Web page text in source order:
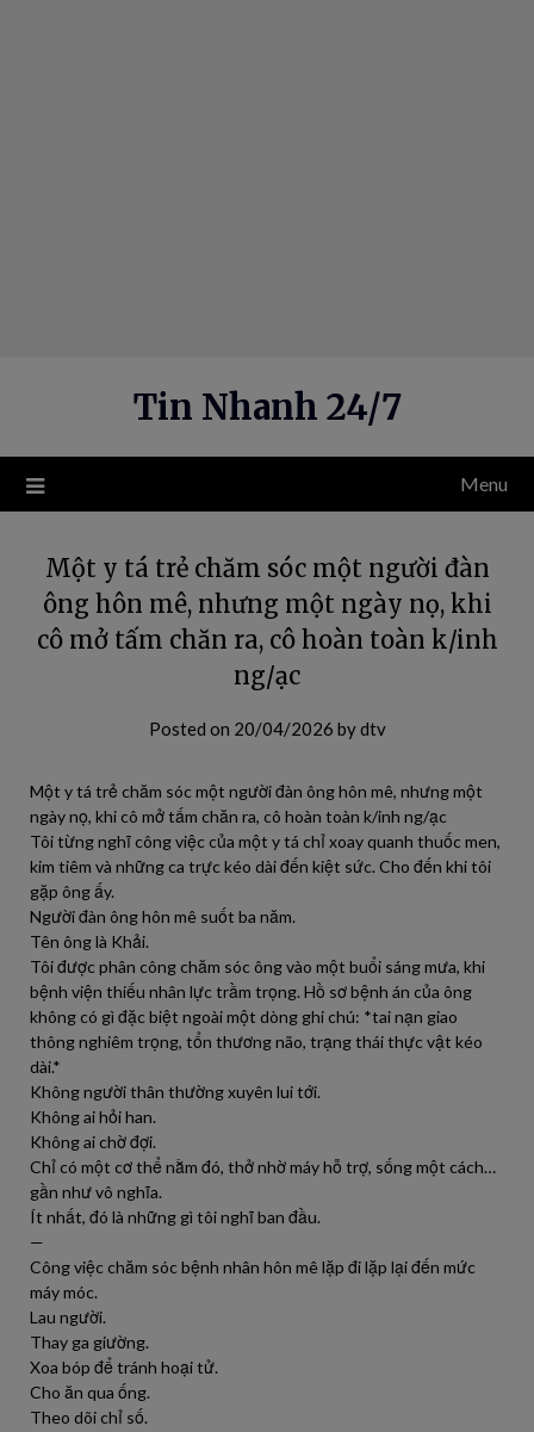
Tin Nhanh 24/7
Menu
Một y tá trẻ chăm sóc một người đàn
ông hôn mê, nhưng một ngày nọ, khi
cô mở tấm chăn ra, cô hoàn toàn k/inh
ng/ạc
Posted on 20/04/2026 bydtv
Một y tá trẻ chăm sóc một người đàn ông hôn mê, nhưng một
ngày nọ, khi cô mở tấm chăn ra, cô hoàn toàn k/inh ng/ạc
Tôi từng nghĩ công việc của một y tá chỉ xoay quanh thuốc men,
kim tiêm và những ca trực kéo dài đến kiệt sức. Cho đến khi tôi
gặp ông ấy.
Người đàn ông hôn mê suốt ba năm.
Tên ông là Khải.
Tôi được phân công chăm sóc ông vào một buổi sáng mưa, khi
bệnh viện thiếu nhân lực trầm trọng. Hồ sơ bệnh án của ông
không có gì đặc biệt ngoài một dòng ghi chú: *tai nạn giao
thông nghiêm trọng, tổn thương não, trạng thái thực vật kéo
dài.*
Không người thân thường xuyên lui tới.
Không ai hỏi han.
Không ai chờ đợi.
Chỉ có một cơ thể nằm đó, thở nhờ máy hỗ trợ, sống một cách…
gần như vô nghĩa.
Ít nhất, đó là những gì tôi nghĩ ban đầu.
—
Công việc chăm sóc bệnh nhân hôn mê lặp đi lặp lại đến mức
máy móc.
Lau người.
Thay ga giường.
Xoa bóp để tránh hoại tử.
Cho ăn qua ống.
Theo dõi chỉ số.